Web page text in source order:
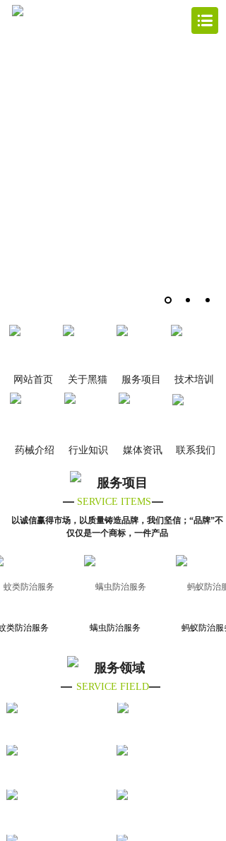
技术培训
网站首页 关于黑猫 服务项目
药械介绍 行业知识 媒体资讯 联系我们
服务项目
SERVICE ITEMS
以诚信赢得市场，以质量铸造品牌，我们坚信；“品牌”不
仅仅是一个商标，一件产品
防治服务 螨虫防治服务 蚂蚁防治服务
SERVICE FIELD
服务领域